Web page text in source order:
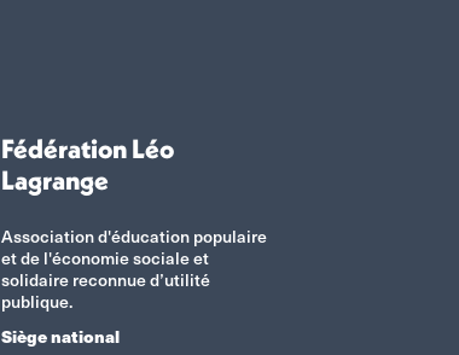
Fédération Léo
Lagrange
Association d'éducation populaire
et de l'économie sociale et
solidaire reconnue d’utilité
publique.
Siège national